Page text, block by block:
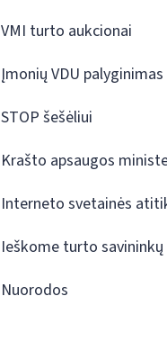
VMI turto aukcionai
Įmonių VDU palyginimas
STOP šešėliui
Krašto apsaugos
Interneto svetainės
Ieškome turto savininkų
Nuorodos